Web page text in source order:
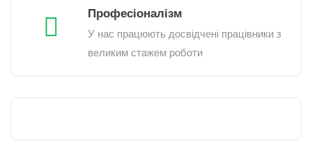
Професіоналізм
У нас працюють досвідчені працівники з
великим стажем роботи